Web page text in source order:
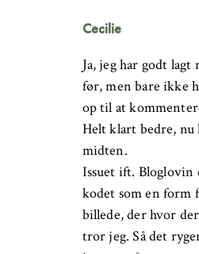
Cecilie
Ja, jeg har godt
før, men bare ikke
op til at
Helt klart bedre,
midten.
Issuet ift. Bloglovin
kodet som en form
billede, der hvor
tror jeg. Så det